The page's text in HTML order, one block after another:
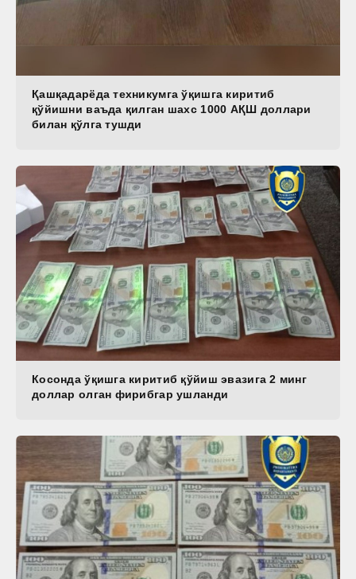
Қашқадарёда техникумга ўқишга киритиб
қўйишни ваъда қилган шахс 1000 АҚШ доллари
билан қўлга тушди
Косонда ўқишга киритиб қўйиш эвазига 2 минг
доллар олган фирибгар ушланди